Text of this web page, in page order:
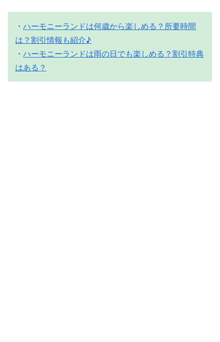
・ ハーモニーランドは何歳から楽しめる？所要時間
は？割引情報も紹介♪
・ ハーモニーランドは雨の日でも楽しめる？割引特典
はある？